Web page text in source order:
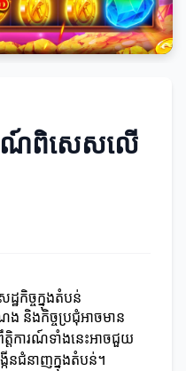
រណ៍ពិសេសលើ
ឋកិច្ចក្នុងតំបន់
និងកិច្ចប្រជុំអាចមាន
ត្តិការណ៍ទាំងនេះអាចជួយ
ើនជំនាញក្នុងតំបន់។